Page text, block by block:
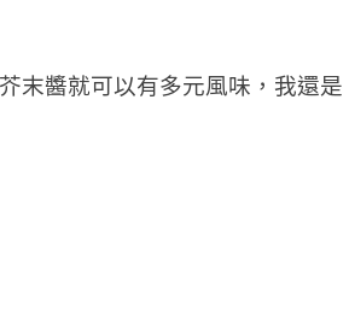
末醬就可以有多元風味，我還是